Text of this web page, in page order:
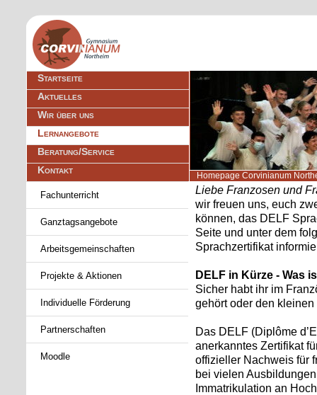
Navigation
überspringen
Startseite
Aktuelles
Wir über uns
Lernangebote
Beratung/Service
Kontakt
Homepage Corvinianum
Liebe Franzosen und
wir freuen uns, euch
können, das DELF
Seite und unter dem
Sprachzertifikat
DELF in Kürze - Was
Sicher habt ihr im
gehört oder den
Das DELF (Diplôme
anerkanntes Zertifikat
offizieller Nachweis für
bei vielen
Immatrikulation an
überspringen
Fachunterricht
Ganztagsangebote
Arbeitsgemeinschaften
Projekte & Aktionen
Individuelle Förderung
Partnerschaften
Moodle